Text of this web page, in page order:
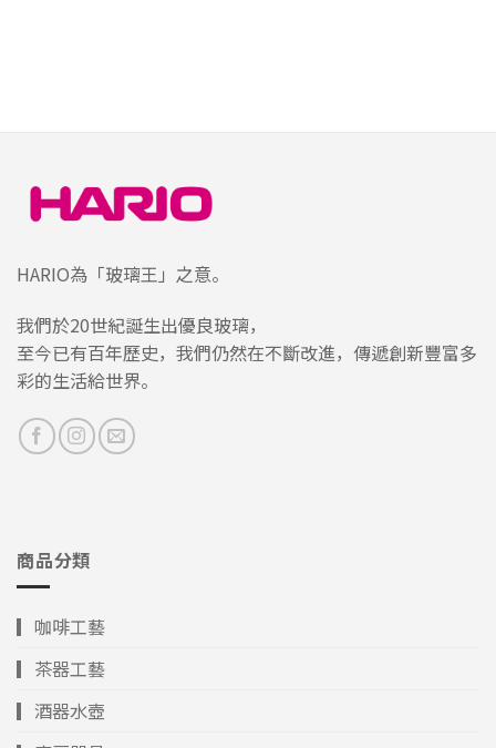
HARIO為「玻璃王」之意。
我們於20世紀誕生出優良玻璃，
至今已有百年歷史，我們仍然在不斷改進，傳遞創新豐富多
彩的生活給世界。
商品分類
▎咖啡工藝
▎茶器工藝
▎酒器水壺